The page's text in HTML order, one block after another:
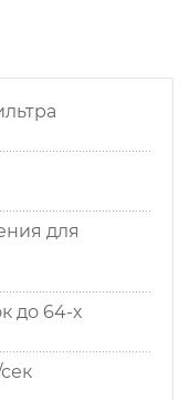
для
до 64-х